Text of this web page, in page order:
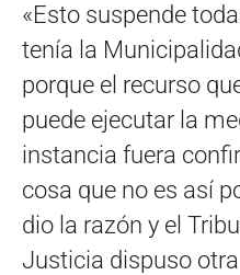
«Esto suspende
tenía la
porque el recurso
puede ejecutar la
instancia fuera
cosa que no es así
dio la razón y el
Justicia dispuso otra